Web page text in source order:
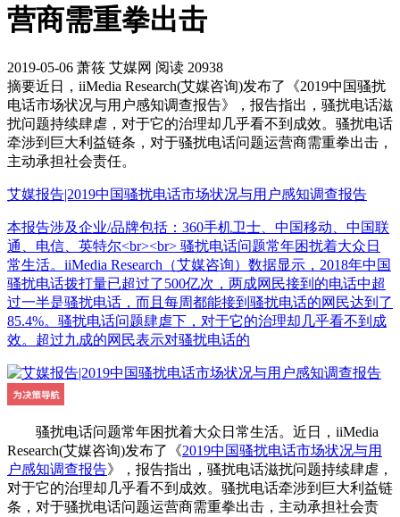
营商需重拳出击
2019-05-06 萧筱 艾媒网 阅读 20938
摘要近日，iiMedia Research(艾媒咨询)发布了《2019中国骚扰
电话市场状况与用户感知调查报告》，报告指出，骚扰电话滋
扰问题持续肆虐，对于它的治理却几乎看不到成效。骚扰电话
牵涉到巨大利益链条，对于骚扰电话问题运营商需重拳出击，
主动承担社会责任。
艾媒报告|2019中国骚扰电话市场状况与用户感知调查报告
本报告涉及企业/品牌包括：360手机卫士、中国移动、中国联
通、电信、英特尔<br><br> 骚扰电话问题常年困扰着大众日
常生活。iiMedia Research（艾媒咨询）数据显示，2018年中国
骚扰电话拨打量已超过了500亿次，两成网民接到的电话中超
过一半是骚扰电话，而且每周都能接到骚扰电话的网民达到了
85.4%。骚扰电话问题肆虐下，对于它的治理却几乎看不到成
效。超过九成的网民表示对骚扰电话的
骚扰电话问题常年困扰着大众日常生活。近日，iiMedia
Research(艾媒咨询)发布了《2019中国骚扰电话市场状况与用
户感知调查报告》，报告指出，骚扰电话滋扰问题持续肆虐，
对于它的治理却几乎看不到成效。骚扰电话牵涉到巨大利益链
条，对于骚扰电话问题运营商需重拳出击，主动承担社会责